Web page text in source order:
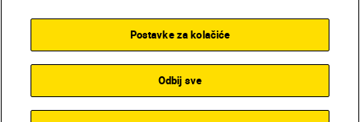
Back to top
Postavke za kolačiće
Odbij sve